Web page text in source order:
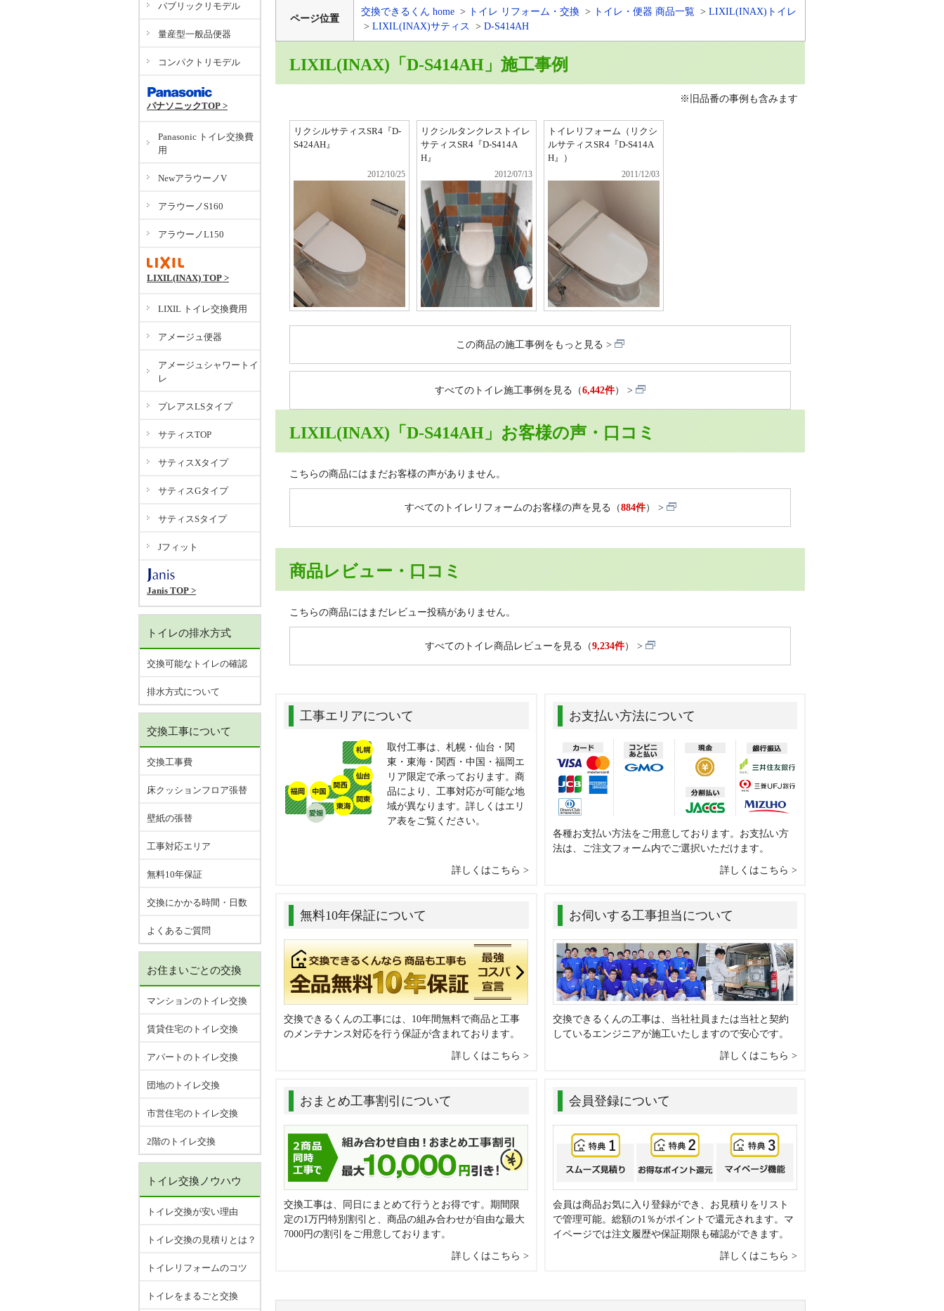
ページ位置
交換できるくん home トイレ リフォーム・交換 トイレ・便器 商品一覧
LIXIL(INAX)トイレ
LIXIL(INAX)サティス
D-S414AH
LIXIL(INAX)「D-S414AH」施工事例
※旧品番の事例も含みます
リクシルサティスSR4『D-
S424AH』
2012/10/25
リクシルタンクレストイレ
サティスSR4『D-S414A
H』
2012/07/13
トイレリフォーム（リクシ
ルサティスSR4『D-S414A
H』）
2011/12/03
この商品の施工事例をもっと見る
すべてのトイレ施工事例を見る （6,442件）
LIXIL(INAX)「D-S414AH」お客様の声・口コミ
こちらの商品にはまだお客様の声がありません。
すべてのトイレリフォームのお客様の声を見る （884件）
商品レビュー・口コミ
こちらの商品にはまだレビュー投稿がありません。
すべてのトイレ商品レビューを見る （9,234件）
工事エリアについて
取付工事は、札幌・仙台・関
東・東海・関西・中国・福岡エ
リア限定で承っております。商
品により、工事対応が可能な地
域が異なります。詳しくはエリ
ア表をご覧ください。
詳しくはこちら
お支払い方法について
各種お支払い方法をご用意しております。お支払い方
法は、ご注文フォーム内でご選択いただけます。
詳しくはこちら
無料10年保証について
交換できるくんの工事には、10年間無料で商品と工事
のメンテナンス対応を行う保証が含まれております。
詳しくはこちら
お伺いする工事担当について
交換できるくんの工事は、当社社員または当社と契約
しているエンジニアが施工いたしますので安心です。
詳しくはこちら
おまとめ工事割引について
交換工事は、同日にまとめて行うとお得です。期間限
定の1万円特別割引と、商品の組み合わせが自由な最大
7000円の割引をご用意しております。
詳しくはこちら
会員登録について
会員は商品お気に入り登録ができ、お見積りをリスト
で管理可能。総額の1％がポイントで還元されます。マ
イページでは注文履歴や保証期限も確認ができます。
詳しくはこちら
パブリックリモデル
量産型一般品便器
コンパクトリモデル
パナソニックTOP >
Panasonic トイレ交換費
用
NewアラウーノV
アラウーノS160
アラウーノL150
LIXIL(INAX) TOP >
LIXIL トイレ交換費用
アメージュ便器
アメージュシャワートイ
レ
プレアスLSタイプ
サティスTOP
サティスXタイプ
サティスGタイプ
サティスSタイプ
Jフィット
Janis TOP >
トイレの排水方式
交換可能なトイレの確認
排水方式について
交換工事について
交換工事費
床クッションフロア張替
壁紙の張替
工事対応エリア
無料10年保証
交換にかかる時間・日数
よくあるご質問
お住まいごとの交換
マンションのトイレ交換
賃貸住宅のトイレ交換
アパートのトイレ交換
団地のトイレ交換
市営住宅のトイレ交換
2階のトイレ交換
トイレ交換ノウハウ
トイレ交換が安い理由
トイレ交換の見積りとは？
トイレリフォームのコツ
トイレをまるごと交換